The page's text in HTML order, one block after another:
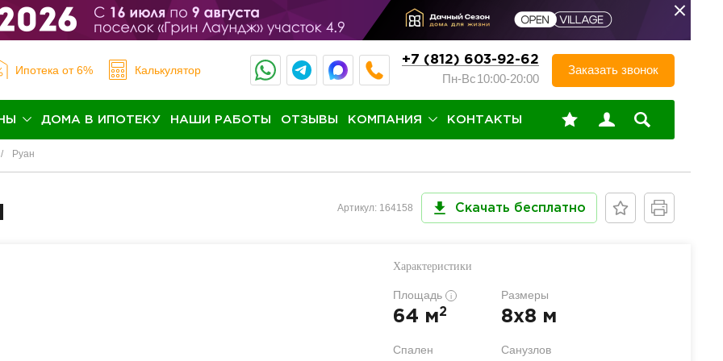
Ипотека от 6% Калькулятор
+7 (812) 603-92-62
Пн-Вс10:00-20:00
Заказать звонок
ДОМА В ИПОТЕКУ НАШИ РАБОТЫ ОТЗЫВЫ КОМПАНИЯ КОНТАКТЫ
Руан
Артикул: 164158 Скачать бесплатно
Характеристики
Площадь i
64 м2
Размеры
8x8 м
Спален Санузлов